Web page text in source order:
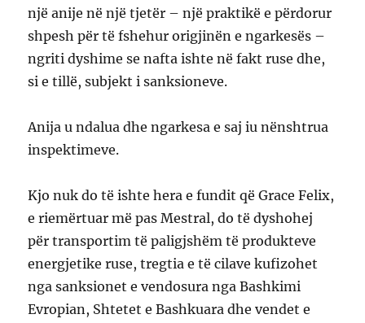
një anije në një tjetër – një praktikë e përdorur
shpesh për të fshehur origjinën e ngarkesës –
ngriti dyshime se nafta ishte në fakt ruse dhe,
si e tillë, subjekt i sanksioneve.
Anija u ndalua dhe ngarkesa e saj iu nënshtrua
inspektimeve.
Kjo nuk do të ishte hera e fundit që Grace Felix,
e riemërtuar më pas Mestral, do të dyshohej
për transportim të paligjshëm të produkteve
energjetike ruse, tregtia e të cilave kufizohet
nga sanksionet e vendosura nga Bashkimi
Evropian, Shtetet e Bashkuara dhe vendet e